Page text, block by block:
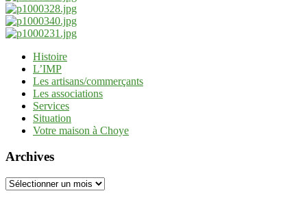
Histoire
L’IMP
Les artisans/commerçants
Les associations
Services
Situation
Votre maison à Choye
Archives
Archives